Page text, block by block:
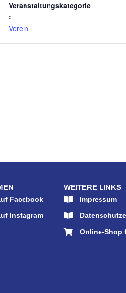
Veranstaltungskategorie
:
Verein
Facebook
Instagram
WEITERE LINKS
Impressum
Online-Shop